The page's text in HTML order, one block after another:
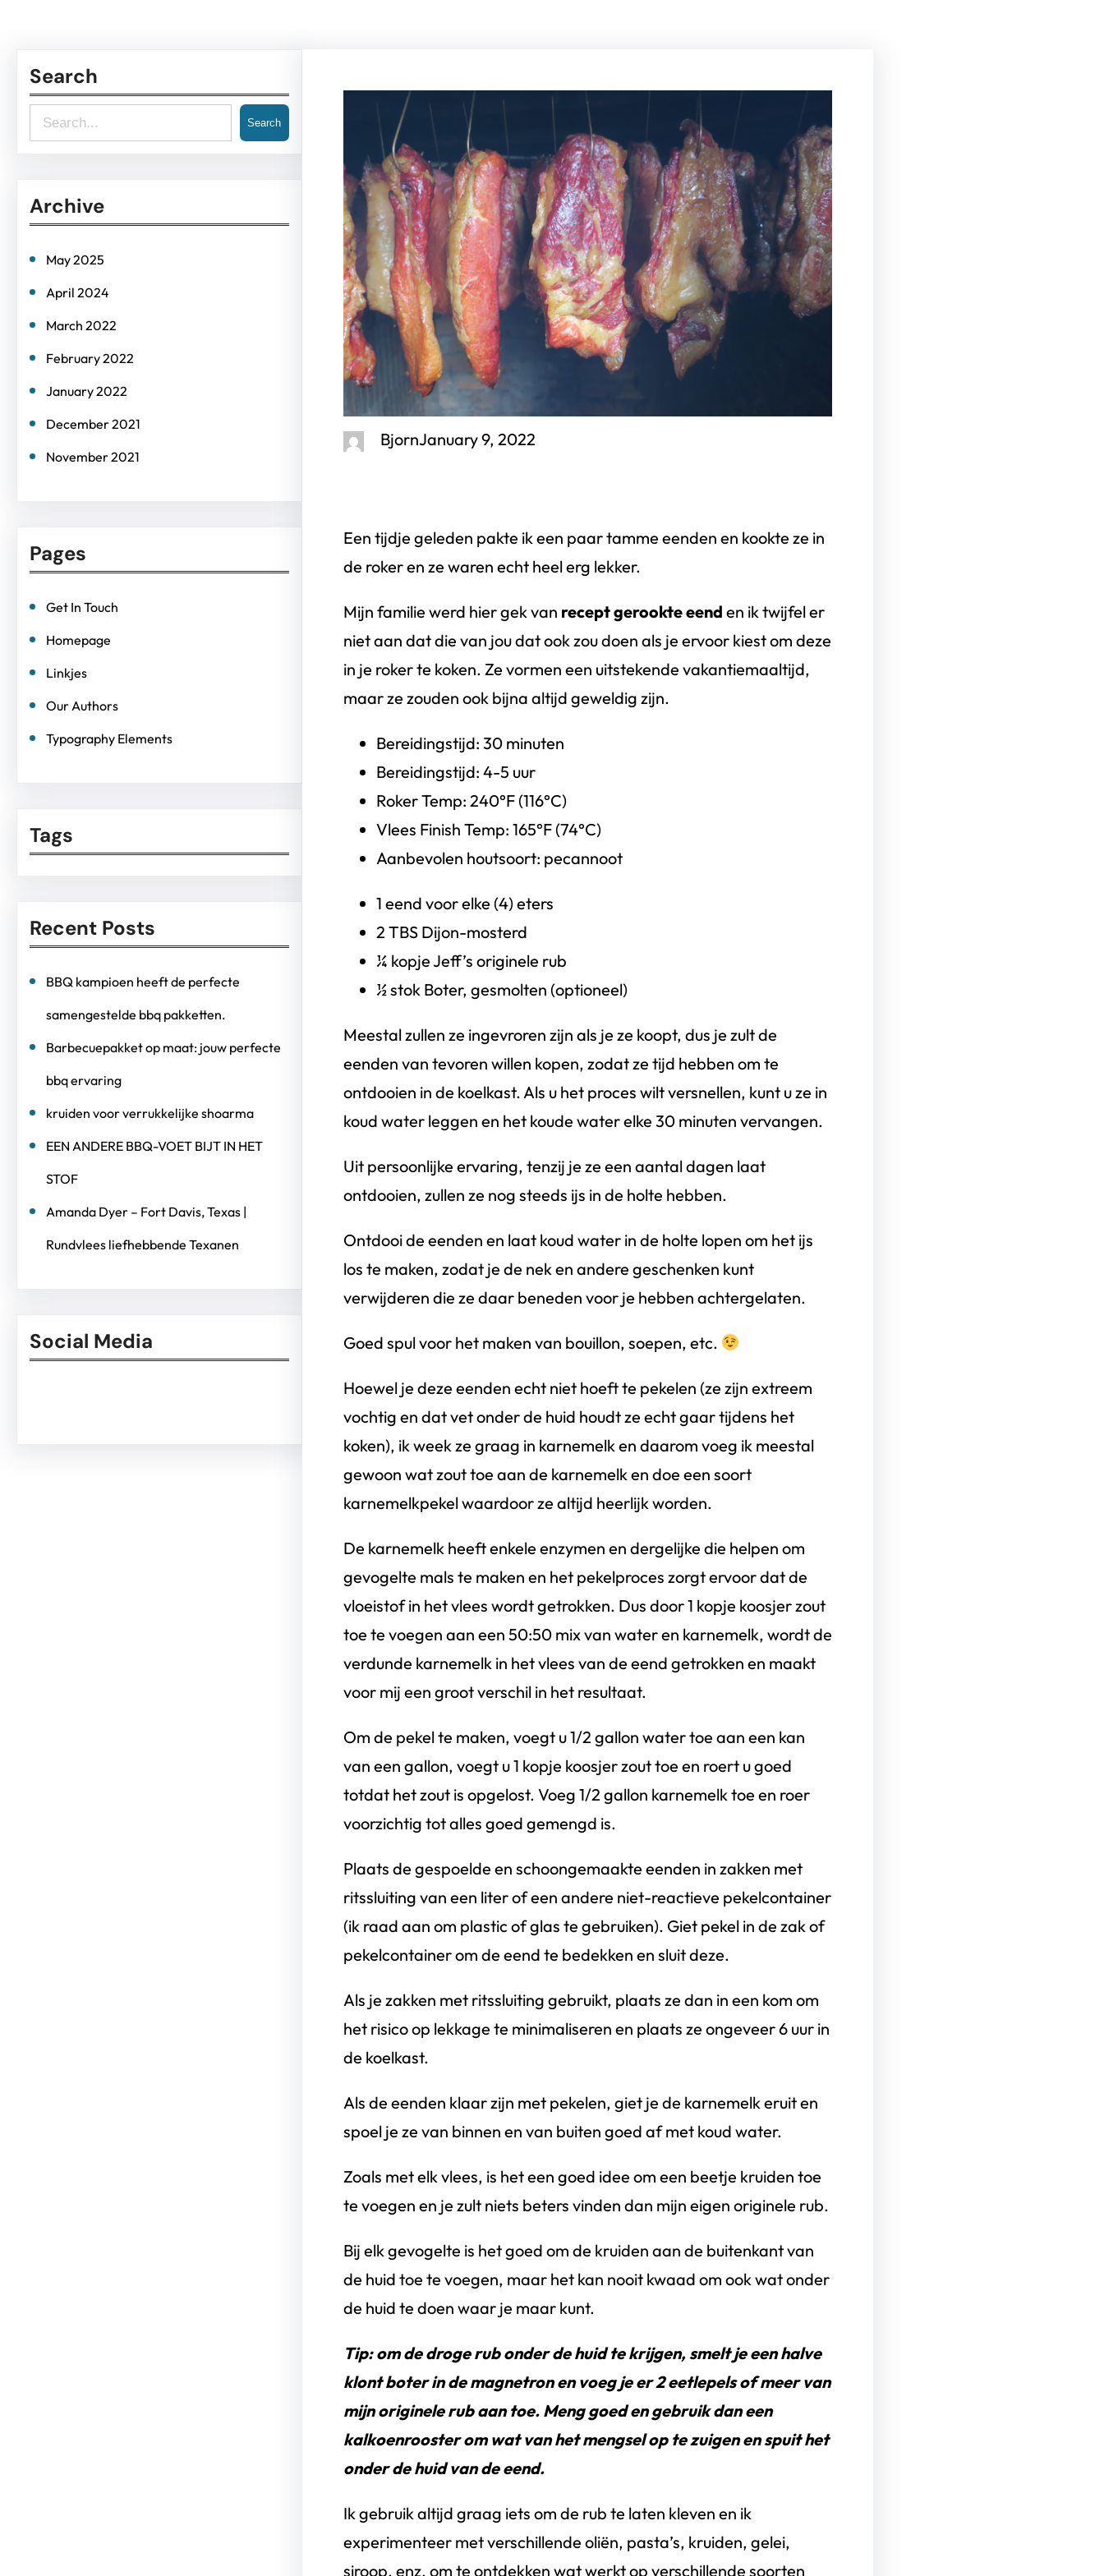
Search
e
r
c
h
Search
Archive
May 2025
April 2024
March 2022
February 2022
January 2022
December 2021
November 2021
Pages
Get In Touch
Homepage
Linkjes
Our Authors
Typography Elements
Tags
Recent Posts
BBQ kampioen heeft de perfecte
samengestelde bbq pakketten.
Barbecuepakket op maat: jouw perfecte
bbq ervaring
kruiden voor verrukkelijke shoarma
EEN ANDERE BBQ-VOET BIJT IN HET
STOF
Amanda Dyer – Fort Davis, Texas |
Rundvlees liefhebbende Texanen
Social Media
BjornJanuary 9, 2022
Een tijdje geleden pakte ik een paar tamme eenden en kookte ze in
de roker en ze waren echt heel erg lekker.
Mijn familie werd hier gek van recept gerookte eend en ik twijfel er
niet aan dat die van jou dat ook zou doen als je ervoor kiest om deze
in je roker te koken. Ze vormen een uitstekende vakantiemaaltijd,
maar ze zouden ook bijna altijd geweldig zijn.
Bereidingstijd: 30 minuten
Bereidingstijd: 4-5 uur
Roker Temp: 240°F (116°C)
Vlees Finish Temp: 165°F (74°C)
Aanbevolen houtsoort: pecannoot
1 eend voor elke (4) eters
2 TBS Dijon-mosterd
¼ kopje Jeff’s originele rub
½ stok Boter, gesmolten (optioneel)
Meestal zullen ze ingevroren zijn als je ze koopt, dus je zult de
eenden van tevoren willen kopen, zodat ze tijd hebben om te
ontdooien in de koelkast. Als u het proces wilt versnellen, kunt u ze in
koud water leggen en het koude water elke 30 minuten vervangen.
Uit persoonlijke ervaring, tenzij je ze een aantal dagen laat
ontdooien, zullen ze nog steeds ijs in de holte hebben.
Ontdooi de eenden en laat koud water in de holte lopen om het ijs
los te maken, zodat je de nek en andere geschenken kunt
verwijderen die ze daar beneden voor je hebben achtergelaten.
Goed spul voor het maken van bouillon, soepen, etc.
Hoewel je deze eenden echt niet hoeft te pekelen (ze zijn extreem
vochtig en dat vet onder de huid houdt ze echt gaar tijdens het
koken), ik week ze graag in karnemelk en daarom voeg ik meestal
gewoon wat zout toe aan de karnemelk en doe een soort
karnemelkpekel waardoor ze altijd heerlijk worden.
De karnemelk heeft enkele enzymen en dergelijke die helpen om
gevogelte mals te maken en het pekelproces zorgt ervoor dat de
vloeistof in het vlees wordt getrokken. Dus door 1 kopje koosjer zout
toe te voegen aan een 50:50 mix van water en karnemelk, wordt de
verdunde karnemelk in het vlees van de eend getrokken en maakt
voor mij een groot verschil in het resultaat.
Om de pekel te maken, voegt u 1/2 gallon water toe aan een kan
van een gallon, voegt u 1 kopje koosjer zout toe en roert u goed
totdat het zout is opgelost. Voeg 1/2 gallon karnemelk toe en roer
voorzichtig tot alles goed gemengd is.
Plaats de gespoelde en schoongemaakte eenden in zakken met
ritssluiting van een liter of een andere niet-reactieve pekelcontainer
(ik raad aan om plastic of glas te gebruiken). Giet pekel in de zak of
pekelcontainer om de eend te bedekken en sluit deze.
Als je zakken met ritssluiting gebruikt, plaats ze dan in een kom om
het risico op lekkage te minimaliseren en plaats ze ongeveer 6 uur in
de koelkast.
Als de eenden klaar zijn met pekelen, giet je de karnemelk eruit en
spoel je ze van binnen en van buiten goed af met koud water.
Zoals met elk vlees, is het een goed idee om een ​​beetje kruiden toe
te voegen en je zult niets beters vinden dan mijn eigen originele rub.
Bij elk gevogelte is het goed om de kruiden aan de buitenkant van
de huid toe te voegen, maar het kan nooit kwaad om ook wat onder
de huid te doen waar je maar kunt.
Tip: om de droge rub onder de huid te krijgen, smelt je een halve
klont boter in de magnetron en voeg je er 2 eetlepels of meer van
mijn originele rub aan toe. Meng goed en gebruik dan een
kalkoenrooster om wat van het mengsel op te zuigen en spuit het
onder de huid van de eend.
Ik gebruik altijd graag iets om de rub te laten kleven en ik
experimenteer met verschillende oliën, pasta’s, kruiden, gelei,
siroop, enz. om te ontdekken wat werkt op verschillende soorten